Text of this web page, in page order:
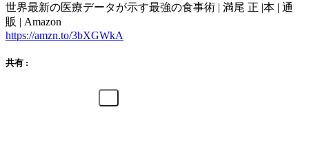
世界最新の医療データが示す最強の食事術 | 満尾 正 |本 | 通
販 | Amazon
https://amzn.to/3bXGWkA
共有 :